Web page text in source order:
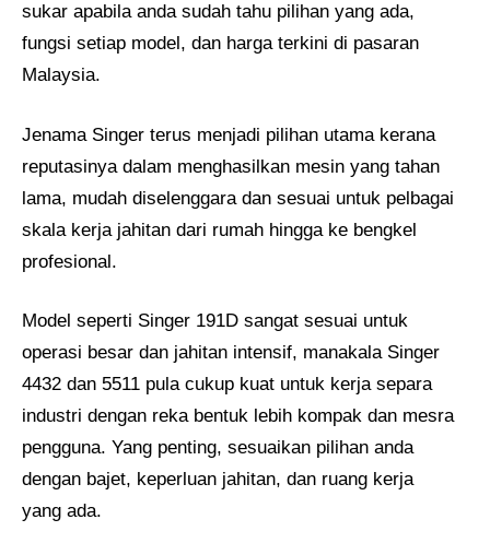
sukar apabila anda sudah tahu pilihan yang ada,
fungsi setiap model, dan harga terkini di pasaran
Malaysia.
Jenama Singer terus menjadi pilihan utama kerana
reputasinya dalam menghasilkan mesin yang tahan
lama, mudah diselenggara dan sesuai untuk pelbagai
skala kerja jahitan dari rumah hingga ke bengkel
profesional.
Model seperti Singer 191D sangat sesuai untuk
operasi besar dan jahitan intensif, manakala Singer
4432 dan 5511 pula cukup kuat untuk kerja separa
industri dengan reka bentuk lebih kompak dan mesra
pengguna. Yang penting, sesuaikan pilihan anda
dengan bajet, keperluan jahitan, dan ruang kerja
yang ada.